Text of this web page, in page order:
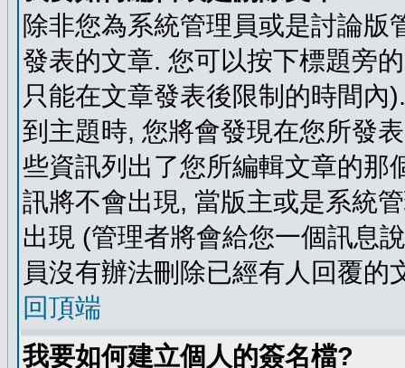
除非您為系統管理員或是討論
發表的文章. 您可以按下標題旁
只能在文章發表後限制的時間
到主題時, 您將會發現在您所發
些資訊列出了您所編輯文章的那
訊將不會出現, 當版主或是系統
出現 (管理者將會給您一個訊息
員沒有辦法刪除已經有人回覆的
回頂端
我要如何建立個人的簽名檔?